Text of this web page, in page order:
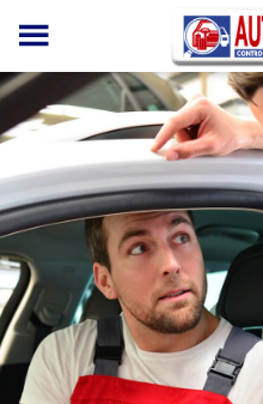
Panneau de gestion des